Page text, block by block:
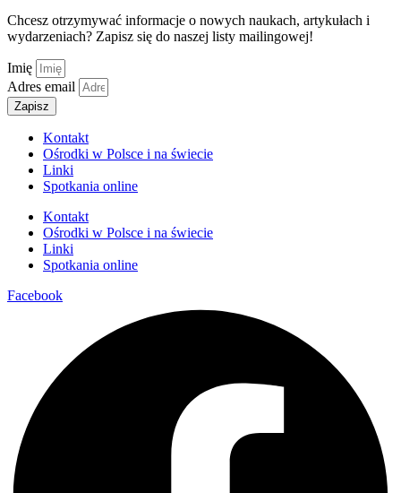
Chcesz otrzymywać informacje o nowych naukach, artykułach i
wydarzeniach? Zapisz się do naszej listy mailingowej!
Imię
Adres email
Zapisz
Kontakt
Ośrodki w Polsce i na świecie
Linki
Spotkania online
Kontakt
Ośrodki w Polsce i na świecie
Linki
Spotkania online
Facebook